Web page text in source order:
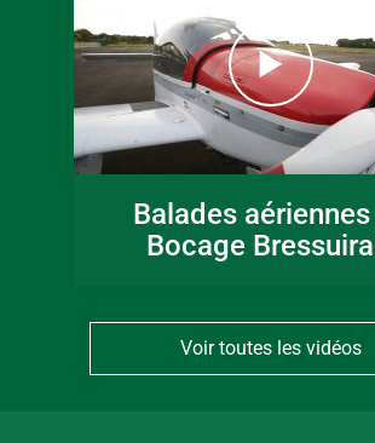
Balades aériennes
Bocage
Voir toutes les vidéos